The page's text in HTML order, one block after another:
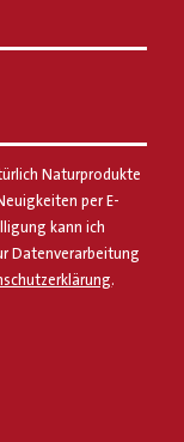
Naturprodukte
per E-
kann ich
Datenverarbeitung
.